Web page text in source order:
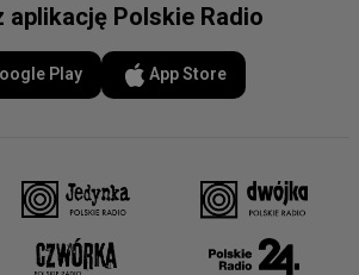
aplikację Polskie Radio
Play App Store